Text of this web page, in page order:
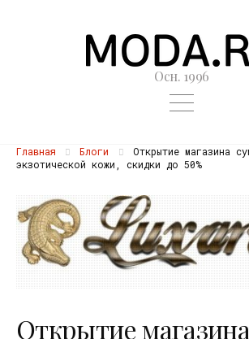
Осн. 1996
Главная Блоги
Открытие магазина
экзотической кожи, скидки до 50%
Открытие